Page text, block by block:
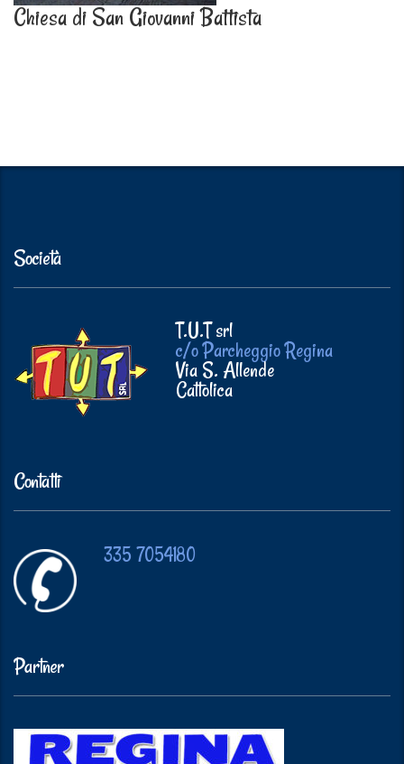
Chiesa di San Giovanni Battista
Società
T.U.T srl
c/o Parcheggio Regina
Via S. Allende
Cattolica
Contatti
335 7054180
Partner